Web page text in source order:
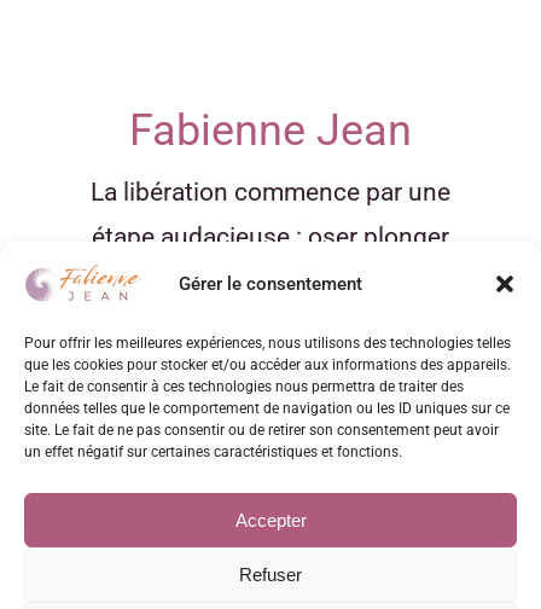
Gérer le consentement
Pour offrir les meilleures expériences, nous utilisons des technologies telles
que les cookies pour stocker et/ou accéder aux informations des appareils.
Le fait de consentir à ces technologies nous permettra de traiter des
données telles que le comportement de navigation ou les ID uniques sur ce
site. Le fait de ne pas consentir ou de retirer son consentement peut avoir
un effet négatif sur certaines caractéristiques et fonctions.
Accepter
Refuser
Fabienne Jean
La libération commence par une
étape audacieuse : oser plonger
dans un voyage au cœur de vous-